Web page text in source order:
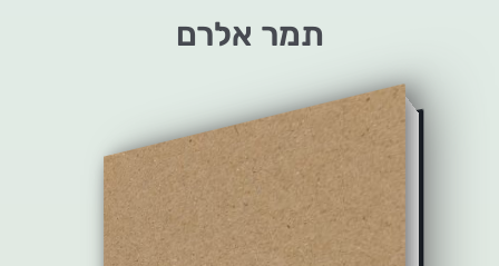
תמר אלרם